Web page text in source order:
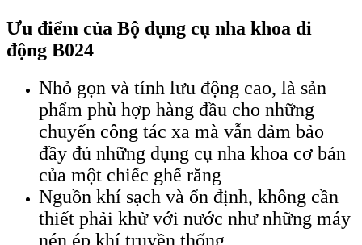
Ưu điểm của Bộ dụng cụ nha khoa di
động B024
Nhỏ gọn và tính lưu động cao, là sản
phẩm phù hợp hàng đầu cho những
chuyến công tác xa mà vẫn đảm bảo
đầy đủ những dụng cụ nha khoa cơ bản
của một chiếc ghế răng
Nguồn khí sạch và ổn định, không cần
thiết phải khử với nước như những máy
nén ép khí truyền thống